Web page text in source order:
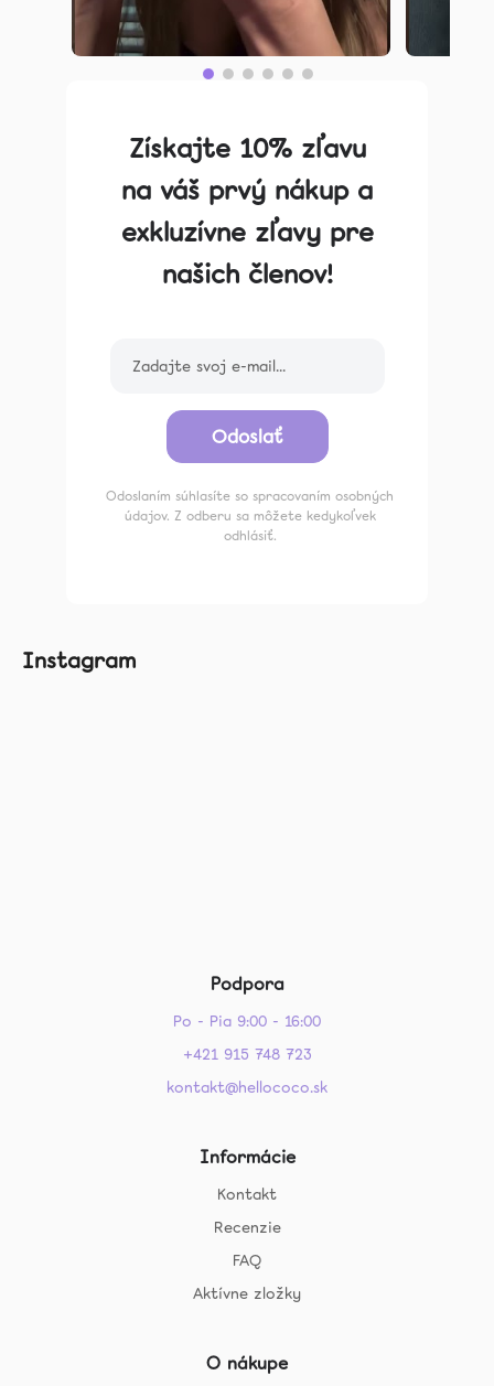
Získajte 10% zľavu
na váš prvý nákup a
exkluzívne zľavy pre
našich členov!
Odoslať
Odoslaním súhlasíte so spracovaním osobných
údajov. Z odberu sa môžete kedykoľvek
odhlásiť.
Instagram
Podpora
Po - Pia 9:00 - 16:00
+421 915 748 723
kontakt@hellococo.sk
Informácie
Kontakt
Recenzie
FAQ
Aktívne zložky
O nákupe